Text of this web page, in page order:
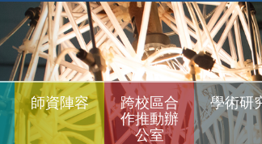
師資陣容
跨校區合
作推動辦
公室
學術研